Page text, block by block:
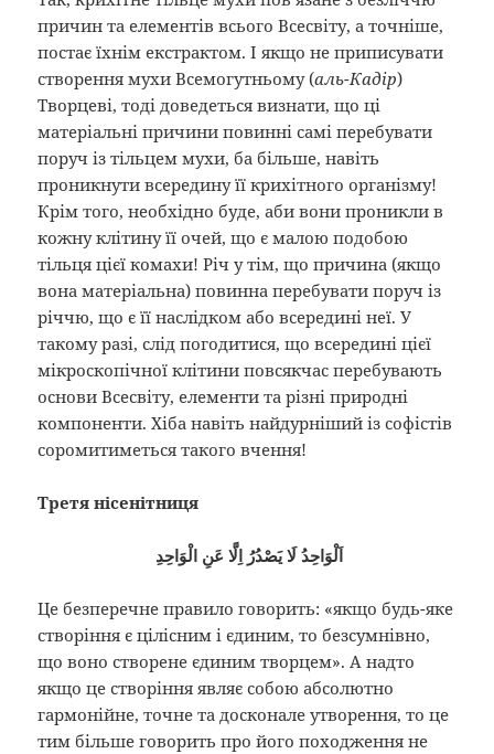
причин та елементів всього Всесвіту, а точніше,
постає їхнім екстрактом. І якщо не приписувати
створення мухи Всемогутньому (аль-Кадір)
Творцеві, тоді доведеться визнати, що ці
матеріальні причини повинні самі перебувати
поруч із тільцем мухи, ба більше, навіть
проникнути всередину її крихітного організму!
Крім того, необхідно буде, аби вони проникли в
кожну клітину її очей, що є малою подобою
тільця цієї комахи! Річ у тім, що причина (якщо
вона матеріальна) повинна перебувати поруч із
річчю, що є її наслідком або всередині неї. У
такому разі, слід погодитися, що всередині цієї
мікроскопічної клітини повсякчас перебувають
основи Всесвіту, елементи та різні природні
компоненти. Хіба навіть найдурніший із софістів
соромитиметься такого вчення!
Третя нісенітниця
اَلْوَاحِدُ لَا يَصْدُرُ اِلَّا عَنِ الْوَاحِدِ
Це безперечне правило говорить: «якщо будь-яке
створіння є цілісним і єдиним, то безсумнівно,
що воно створене єдиним творцем». А надто
якщо це створіння являє собою абсолютно
гармонійне, точне та досконале утворення, то це
тим більше говорить про його походження не